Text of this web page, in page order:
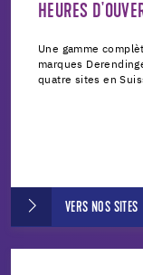
HEURES
Une gamme
marques
quatre sites en
VERS NOS SITES